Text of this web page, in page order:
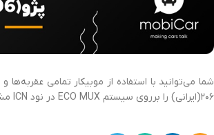
شما می‌توانید با استفاده از موبیکار تمامی
۲۰۶(ایرانی) را برروی سیستم ECO MUX در نود ICN مشاهده نمائید